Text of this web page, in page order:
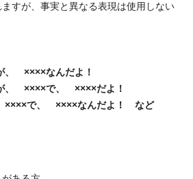
すが、事実と異なる表現は使用しない
、 ××××なんだよ！
、 ××××で、 ××××だよ！
××××で、 ××××なんだよ！ など